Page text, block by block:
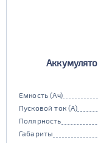
Емкость (Ач)
Пусковой ток (А)
Полярность
Габариты